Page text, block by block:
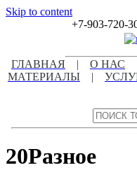
Skip to content
+7-903-720-
ГЛАВНАЯ | О НАС
МАТЕРИАЛЫ
|
20Разное